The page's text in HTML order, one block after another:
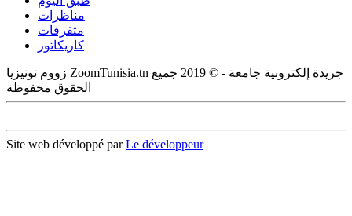
مناظرات
متفرقات
كاريكاتور
زووم تونيزيا ZoomTunisia.tn جريدة إلكترونية جامعة - © 2019 جميع
الحقوق محفوظة
Site web développé parLe développeur